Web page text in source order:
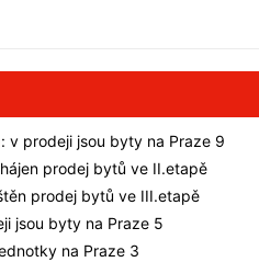
: v prodeji jsou byty na Praze 9
prodej bytů ve II.etapě
prodej bytů ve III.etapě
jsou byty na Praze 5
na Praze 3